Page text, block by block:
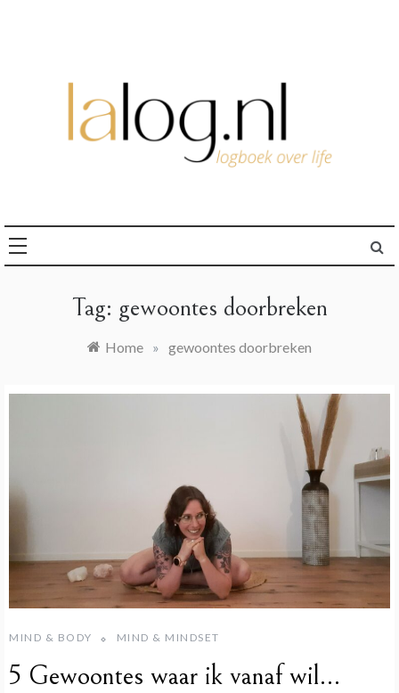
Tag: gewoontes doorbreken
Home » gewoontes doorbreken
MIND & BODY MIND & MINDSET
5 Gewoontes waar ik vanaf wil…